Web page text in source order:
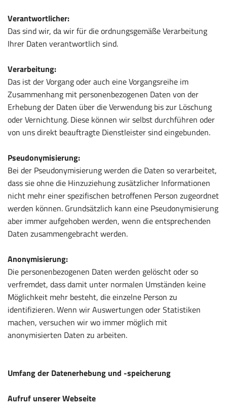
Verantwortlicher:
Das sind wir, da wir für die ordnungsgemäße Verarbeitung
Ihrer Daten verantwortlich sind.
Verarbeitung:
Das ist der Vorgang oder auch eine Vorgangsreihe im
Zusammenhang mit personenbezogenen Daten von der
Erhebung der Daten über die Verwendung bis zur Löschung
oder Vernichtung. Diese können wir selbst durchführen oder
von uns direkt beauftragte Dienstleister sind eingebunden.
Pseudonymisierung:
Bei der Pseudonymisierung werden die Daten so verarbeitet,
dass sie ohne die Hinzuziehung zusätzlicher Informationen
nicht mehr einer spezifischen betroffenen Person zugeordnet
werden können. Grundsätzlich kann eine Pseudonymisierung
aber immer aufgehoben werden, wenn die entsprechenden
Daten zusammengebracht werden.
Anonymisierung:
Die personenbezogenen Daten werden gelöscht oder so
verfremdet, dass damit unter normalen Umständen keine
Möglichkeit mehr besteht, die einzelne Person zu
identifizieren. Wenn wir Auswertungen oder Statistiken
machen, versuchen wir wo immer möglich mit
anonymisierten Daten zu arbeiten.
Umfang der Datenerhebung und -speicherung
Aufruf unserer Webseite